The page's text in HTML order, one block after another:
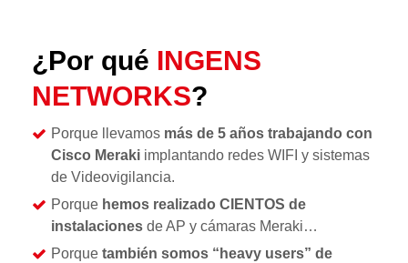
¿Por qué INGENS
NETWORKS?
Porque llevamos más de 5 años trabajando con
Cisco Meraki implantando redes WIFI y sistemas
de Videovigilancia.
Porque hemos realizado CIENTOS de
instalaciones de AP y cámaras Meraki…
Porque también somos “heavy users” de